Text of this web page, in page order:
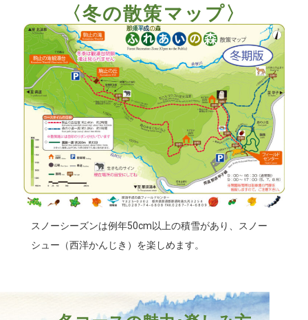
〈冬の散策マップ〉
スノーシーズンは例年50cm以上の積雪があり、スノー
シュー（西洋かんじき）を楽しめます。